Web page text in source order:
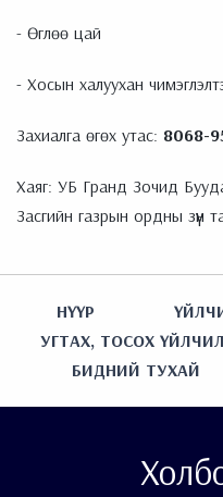
- Өглөө цай
- Хосын халуухан
Захиалга өгөх утас: 8068-
Хаяг: УБ Гранд Зочид
Засгийн газрын ордны
НҮҮР
УГТАХ, ТОСОХ
БИДНИЙ ТУХАЙ